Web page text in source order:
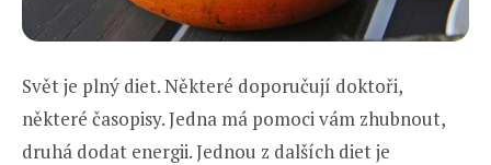
Svět je plný diet. Některé doporučují doktoři,
některé časopisy. Jedna má pomoci vám zhubnout,
druhá dodat energii. Jednou z dalších diet je